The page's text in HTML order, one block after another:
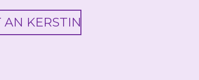
KERSTIN